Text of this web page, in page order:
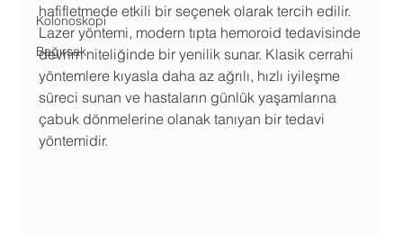
Kolonoskopi
Bağırsak
hafifletmede etkili bir seçenek olarak tercih edilir.
Lazer yöntemi, modern tıpta hemoroid tedavisinde
devrim niteliğinde bir yenilik sunar. Klasik cerrahi
yöntemlere kıyasla daha az ağrılı, hızlı iyileşme
süreci sunan ve hastaların günlük yaşamlarına
çabuk dönmelerine olanak tanıyan bir tedavi
yöntemidir.